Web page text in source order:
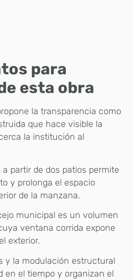
para
esta obra
la transparencia como
que hace visible la
la institución al
partir de dos patios permite
y prolonga el espacio
de la manzana.
municipal es un volumen
ventana corrida expone
exterior.
y la modulación estructural
en el tiempo y organizan el